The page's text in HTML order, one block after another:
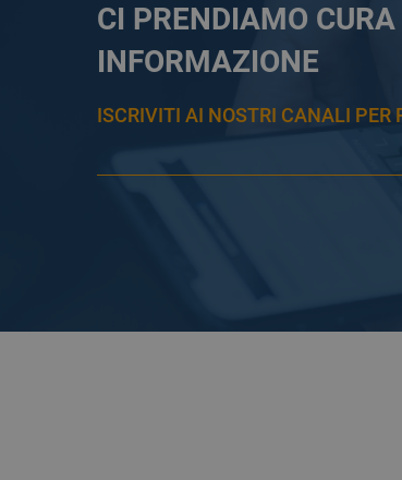
CI PRENDIAMO
INFORMAZIONE
ISCRIVITI AI NOSTRI CANALI PER